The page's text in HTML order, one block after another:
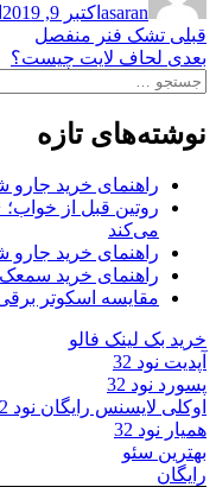
asaranدر
اکتبر 9, 2019
راهبری
نوشته
قبلی نوشته
قبلی:
تشک فنر منفصل
بعدی نوشته
بعدی:
لحاف لایت چیست؟
جستجو
نوشته‌های تازه
راهنمای خرید جارو
می‌کند
راهنمای خرید جارو
راهنمای خرید سمعک
مقایسه اسکوتر
خرید بک لینک فالو
آپدیت نود 32
پسورد نود 32
اوکلی لایسنس رایگان نود 32
همیار نود 32
بهترین سئو
رایگان